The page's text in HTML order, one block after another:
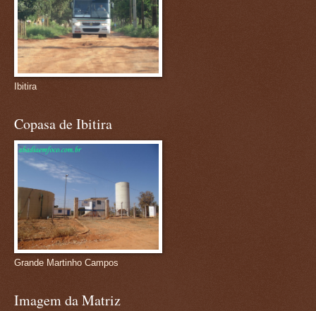
Ibitira
Copasa de Ibitira
Grande Martinho Campos
Imagem da Matriz